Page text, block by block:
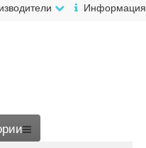
Информация